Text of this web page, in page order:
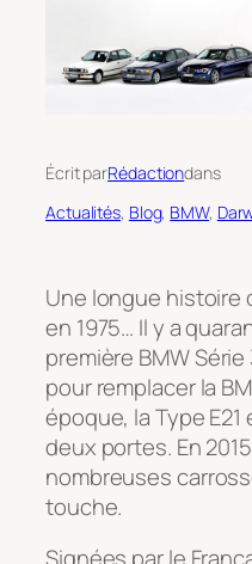
Écrit parRédactiondans
Actualités, Blog, BMW,
Une longue histoire
en 1975… Il y a
première BMW
pour remplacer la
époque, la Type
deux portes. En
nombreuses
touche.